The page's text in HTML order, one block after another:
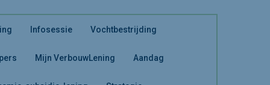
Infosessie Vochtbestrijding
Mijn VerbouwLening Aandag